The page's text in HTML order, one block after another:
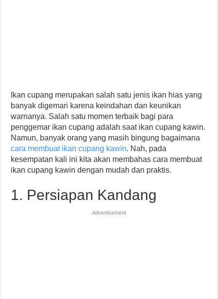
Ikan cupang merupakan salah satu jenis ikan hias yang
banyak digemari karena keindahan dan keunikan
warnanya. Salah satu momen terbaik bagi para
penggemar ikan cupang adalah saat ikan cupang kawin.
Namun, banyak orang yang masih bingung bagaimana
cara membuat ikan cupang kawin. Nah, pada
kesempatan kali ini kita akan membahas cara membuat
ikan cupang kawin dengan mudah dan praktis.
1. Persiapan Kandang
Advertisement